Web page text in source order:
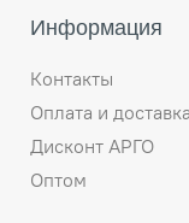
Информация
Контакты
Оплата и доставка
Дисконт АРГО
Оптом